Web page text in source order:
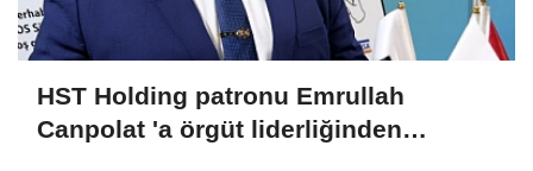
HST Holding patronu Emrullah
Canpolat 'a örgüt liderliğinden